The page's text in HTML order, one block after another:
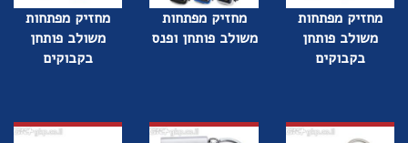
מחזיק מפתחות
משולב פותחן
בקבוקים
מחזיק מפתחות
משולב פותחן ופנס
מחזיק מפתחות
משולב פותחן
בקבוקים